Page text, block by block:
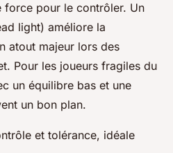
force pour le contrôler. Un
light) améliore la
atout majeur lors des
Pour les joueurs fragiles du
un équilibre bas et une
un bon plan.
et tolérance, idéale